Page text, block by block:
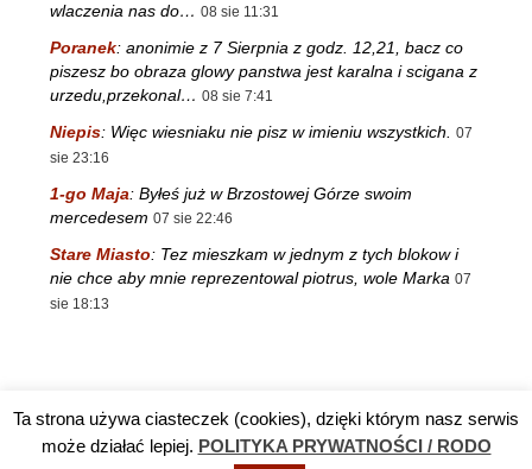
wlaczenia nas do… 08 sie 11:31
Poranek: anonimie z 7 Sierpnia z godz. 12,21, bacz co
piszesz bo obraza glowy panstwa jest karalna i scigana z
urzedu,przekonal… 08 sie 7:41
Niepis: Więc wiesniaku nie pisz w imieniu wszystkich.
07
sie 23:16
1-go Maja: Byłeś już w Brzostowej Górze swoim
mercedesem 07 sie 22:46
Stare Miasto: Tez mieszkam w jednym z tych blokow i
nie chce aby mnie reprezentowal piotrus, wole Marka 07
sie 18:13
Reklama TV DĘBA Polityka prywatności / RODO Kontakt
Ta strona używa ciasteczek (cookies), dzięki którym nasz serwis
może działać lepiej. POLITYKA PRYWATNOŚCI / RODO